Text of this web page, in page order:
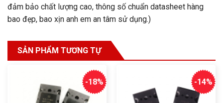
đảm bảo chất lượng cao, thông số chuẩn datasheet hàng
bao đẹp, bao xịn anh em an tâm sử dụng.)
SẢN PHẨM TƯƠNG TỰ
-18% -14%